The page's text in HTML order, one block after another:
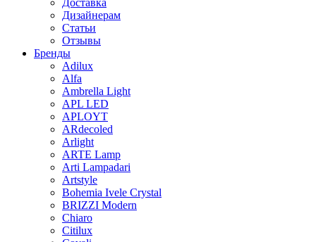
Доставка
Дизайнерам
Статьи
Отзывы
Бренды
Adilux
Alfa
Ambrella Light
APL LED
APLOYT
ARdecoled
Arlight
ARTE Lamp
Arti Lampadari
Artstyle
Bohemia Ivele Crystal
BRIZZI Modern
Chiaro
Citilux